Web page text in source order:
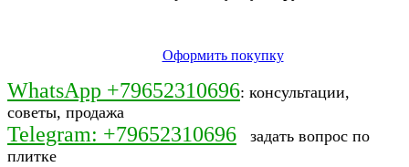
Оформить покупку
WhatsApp +79652310696: консультации,
советы, продажа
Telegram: +79652310696
задать вопрос по
плитке